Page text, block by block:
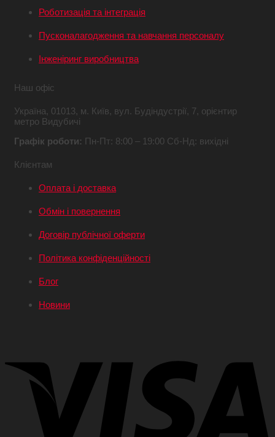
Роботизація та інтеграція
Пусконалагодження та навчання персоналу
Інженіринг виробництва
Наш офіс
Україна, 01013, м. Київ, вул. Будіндустрії, 7, орієнтир
метро Видубичі
Графік роботи: Пн-Пт: 8:00 – 19:00 Сб-Нд: вихідні
Клієнтам
Оплата і доставка
Обмін і повернення
Договір публічної оферти
Політика конфіденційності
Блог
Новини